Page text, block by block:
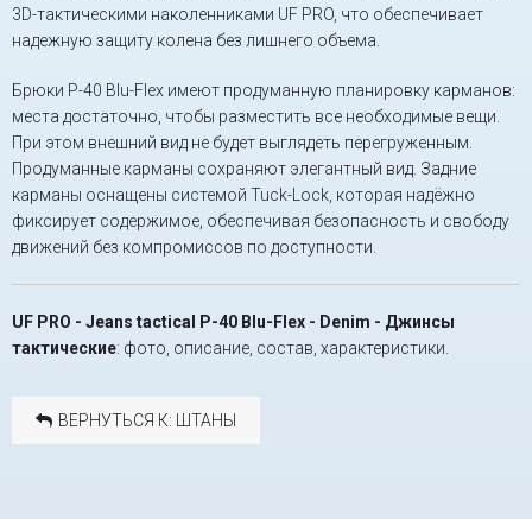
3D-тактическими наколенниками UF PRO, что обеспечивает
надежную защиту колена без лишнего объема.
Брюки P-40 Blu-Flex имеют продуманную планировку карманов:
места достаточно, чтобы разместить все необходимые вещи.
При этом внешний вид не будет выглядеть перегруженным.
Продуманные карманы сохраняют элегантный вид. Задние
карманы оснащены системой Tuck-Lock, которая надёжно
фиксирует содержимое, обеспечивая безопасность и свободу
движений без компромиссов по доступности.
UF PRO - Jeans tactical P-40 Blu-Flex - Denim - Джинсы
тактические: фото, описание, состав, характеристики.
ВЕРНУТЬСЯ К: ШТАНЫ